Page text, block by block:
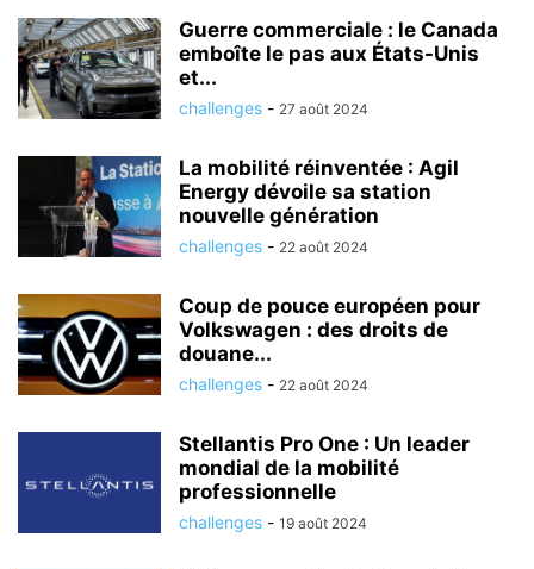
Guerre commerciale : le Canada
emboîte le pas aux États-Unis
et...
challenges - 27 août 2024
La mobilité réinventée : Agil
Energy dévoile sa station
nouvelle génération
challenges - 22 août 2024
Coup de pouce européen pour
Volkswagen : des droits de
douane...
challenges - 22 août 2024
Stellantis Pro One : Un leader
mondial de la mobilité
professionnelle
challenges - 19 août 2024